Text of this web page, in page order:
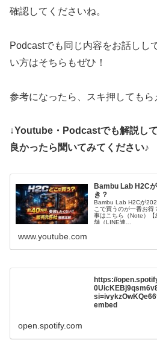
確認してくださいね。
Podcastでも同じ内容をお話しし
い方はそちらもぜひ！
参考になったら、スキ押してもら
↓Youtube・Podcastでも解説して
良かったら聞いてみてください♪
Bambu Lab H2C
き？
Bambu Lab H2Cが
こで買うのが一番お
事はこちら（Note）【
舗（LINE連…
www.youtube.com
https://
embed
open.spotify.com